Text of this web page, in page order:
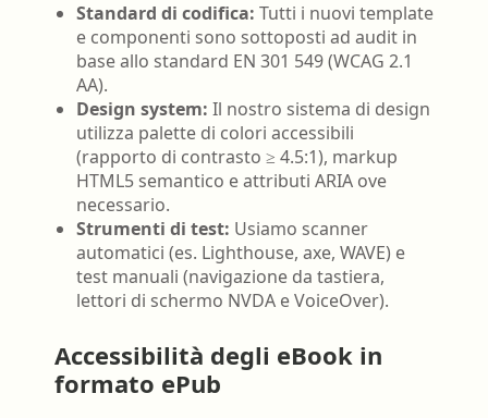
Standard di codifica: Tutti i nuovi template
e componenti sono sottoposti ad audit in
base allo standard EN 301 549 (WCAG 2.1
AA).
Design system: Il nostro sistema di design
utilizza palette di colori accessibili
(rapporto di contrasto ≥ 4.5:1), markup
HTML5 semantico e attributi ARIA ove
necessario.
Strumenti di test: Usiamo scanner
automatici (es. Lighthouse, axe, WAVE) e
test manuali (navigazione da tastiera,
lettori di schermo NVDA e VoiceOver).
Accessibilità degli eBook in
formato ePub